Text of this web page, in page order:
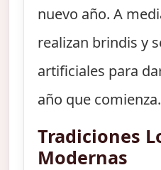
nuevo año. A
realizan brindis y
artificiales para
año que comienza.
Tradiciones
Modernas